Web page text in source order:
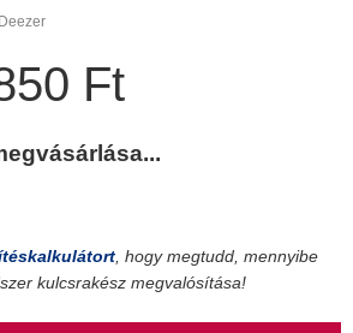
Ft
, hogy megtudd, mennyibe
kulcsrakész megvalósítása!